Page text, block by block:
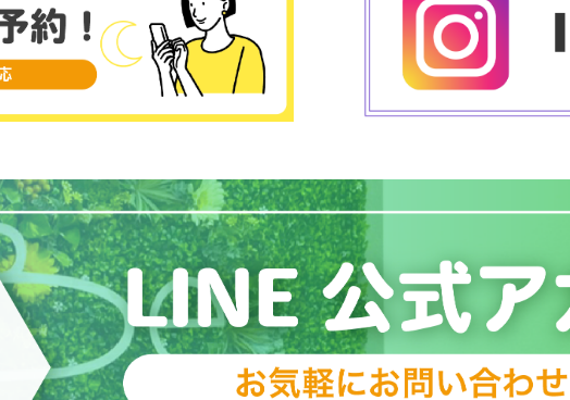
と違い高く、幼い頃に英語を覚えたくても
通えない現状がありました。そこでこんな
英会話教室があればいいなと思い、通い放
題やオンラインも併用できる最高の環境を
まずは作らないとと思い作りました。そし
夫婦同士のサポートがありながら英語を学
べ、家族のコミュニケーションの場が広が
っていけばいいなと思い、家族の大事さ、
楽しさを共有して頂ければと思いこの制度
を作りました☺️☺️こんな時代だからこそど
んな方でもスタートできるようにはじまり
の英会話教室になれればと思います。環境
が本当大切です！！私達にお任せくださ